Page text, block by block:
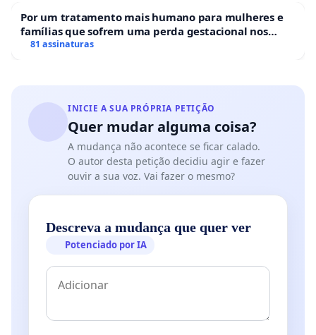
Por um tratamento mais humano para mulheres e
famílias que sofrem uma perda gestacional nos
hospitais portugueses
81 assinaturas
INICIE A SUA PRÓPRIA PETIÇÃO
Quer mudar alguma coisa?
A mudança não acontece se ficar calado.
O autor desta petição decidiu agir e fazer
ouvir a sua voz. Vai fazer o mesmo?
Descreva a mudança que quer ver
Potenciado por IA